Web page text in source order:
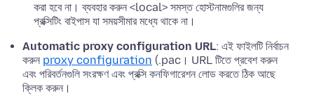
করা হবে না। ব্যবহার করুন <local> সমস্ত হোস্টনামগুলির জন্য
প্রক্সিটিং বাইপাস যা সময়সীমার মধ্যে থাকে না।
Automatic proxy configuration URL: এই ফাইলটি নির্বাচন
করুন proxy configuration (.pac। URL টিতে প্রবেশ করুন
এবং পরিবর্তনগুলি সংরক্ষণ এবং প্রক্সি কনফিগারেশন লোড করতে ঠিক আছে
ক্লিক করুন।